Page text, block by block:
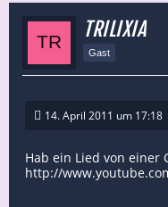
TRILIXIA
Gast
14. April 2011 um 17:18
Hab ein Lied von einer
http://